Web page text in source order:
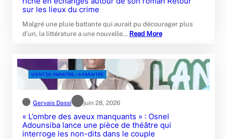
sur les lieux du crime
Malgré une pluie battante qui aurait pu décourager plus
d’un, la littérature a une nouvelle… Read More
VIENT DE PARAITRE / A PARAITRE
Gervais Dassi juin 28, 2026
« L’ombre des aveux manquants » : Osnel
Adounsiba lance une pièce de théâtre qui
interroge les non-dits dans le couple